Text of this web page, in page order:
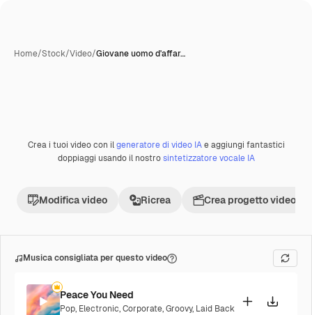
Home/Stock/Video/Giovane uomo d'affar…
Premium
Crea i tuoi video con ilgeneratore di video IAe aggiungi fantastici
doppiaggi usando il nostrosintetizzatore vocale IA
Modifica video Ricrea Crea progetto video
Musica consigliata per questo video
Peace You Need
Pop, Electronic,Corporate,Groovy, Laid Back